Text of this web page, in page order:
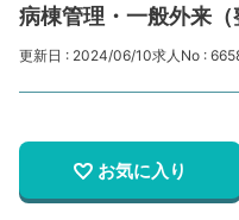
病棟管理・一般外来（
更新日 : 2024/06/10求人No :
お気に入り